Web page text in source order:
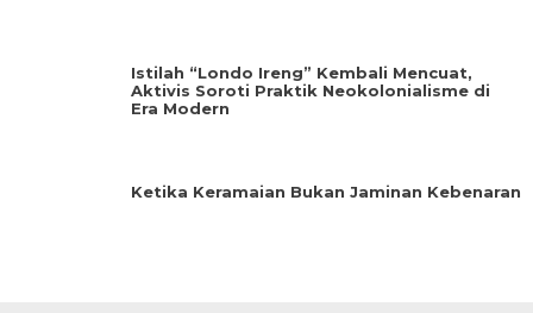
Istilah “Londo Ireng” Kembali Mencuat,
Aktivis Soroti Praktik Neokolonialisme di
Era Modern
Ketika Keramaian Bukan Jaminan Kebenaran